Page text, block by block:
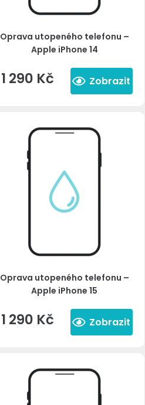
Oprava utopeného telefonu –
Apple iPhone 14
1 290 Kč Zobrazit
Oprava utopeného telefonu –
Apple iPhone 15
1 290 Kč Zobrazit